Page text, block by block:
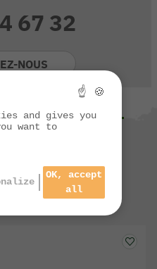
67 32
NOUS
ÉGALEMENT
☝ 🍪
and gives you
want to
OK, accept
all